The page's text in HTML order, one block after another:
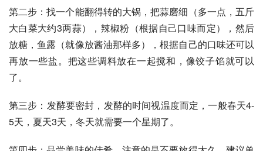
第二步：找一个能翻得转的大锅，把蒜磨细（多一点，五斤
大白菜大约3两蒜），辣椒粉（根据自己口味而定），然后
放糖，鱼露（就像放酱油那样多），根据自己的口味还可以
再放一些盐。把这些调料放在一起搅和，像饺子馅就可以
了。
第三步：发酵要密封，发酵的时间视温度而定，一般春天4-
5天，夏天3天，冬天就需要一个星期了。